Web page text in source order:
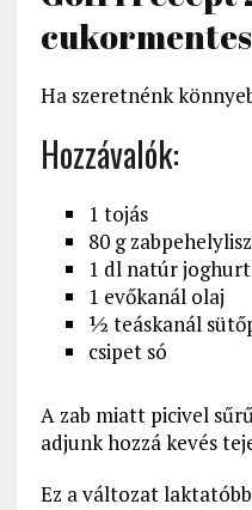
Ha szeretnénk
Hozzávalók:
1 tojás
80 g
1 dl natúr joghurt
1 evőkanál olaj
½ teáskanál
csipet só
A zab miatt picivel
adjunk hozzá kevés
Ez a változat